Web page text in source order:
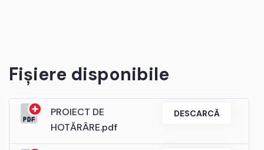
Fișiere disponibile
PROIECT DE
HOTĂRÂRE.pdf
DESCARCĂ